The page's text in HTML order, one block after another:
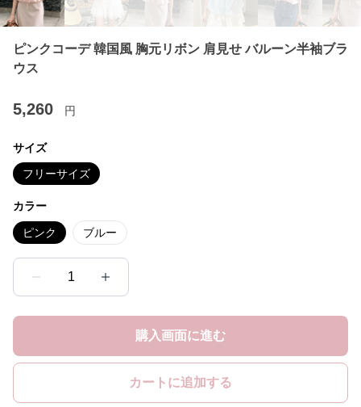
ピンクコーデ 韓国風 胸元リボン 肩見せ バルーン半袖ブラ
ウス
5,260 円
サイズ
フリーサイズ
カラー
ピンク ブルー
1
購入画面に進む
カートに追加する